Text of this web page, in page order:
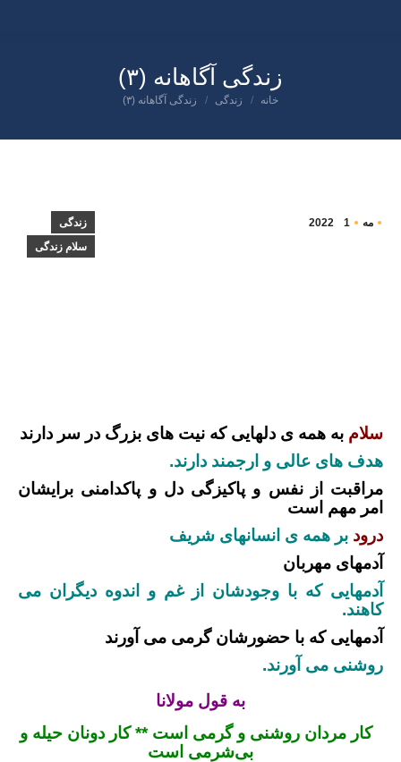
زندگی آگاهانه (۳)
شما اینجا هستید:
خانه زندگی زندگی آگاهانه (۳)
مه 1
2022
زندگی
سلام زندگی
سلام به همه ی دلهایی که نیت های بزرگ در سر دارند
هدف های عالی و ارجمند دارند.
مراقبت از نفس و پاکیزگی دل و پاکدامنی برایشان
امر مهم است
درود بر همه ی انسانهای شریف
آدمهای مهربان
آدمهایی که با وجودشان از غم و اندوه دیگران می
کاهند.
آدمهایی که با حضورشان گرمی می آورند
روشنی می آورند.
به قول مولانا
کار مردان روشنی و گرمی است ** کار دونان حیله و
بی‌‌شرمی است‌‌